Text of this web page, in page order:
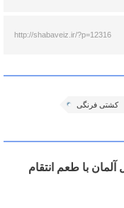
http://shabaveiz.ir/?p=12316
کشتی فرنگی
با طعم انتقام